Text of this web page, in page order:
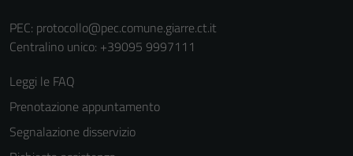
PEC: protocollo@pec.comune.giarre.ct.it
Centralino unico: +39095 9997111
Leggi le FAQ
Prenotazione appuntamento
Segnalazione disservizio